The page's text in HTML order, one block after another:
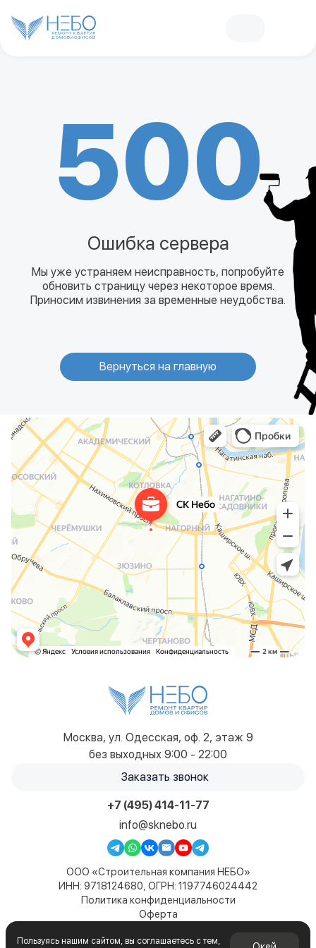
РЕМОНТ КВАРТИР
ДОМОВИОФИСОВ
500
Ошибка сервера
Мы уже устраняем неисправность, попробуйте
обновить страницу через некоторое время.
Приносим извинения за временные неудобства.
Вернуться на главную
Москва, ул. Одесская, оф. 2, этаж 9
без выходных 9:00 - 22:00
Заказать звонок
+7 (495) 414-11-77
info@sknebo.ru
ООО «Строительная компания НЕБО»
ИНН: 9718124680, ОГРН: 1197746024442
Политика конфиденциальности
Оферта
© 2019-2026. Все права защищены. Сайт не является
Пользуясь нашим сайтом, вы соглашаетесь с тем,